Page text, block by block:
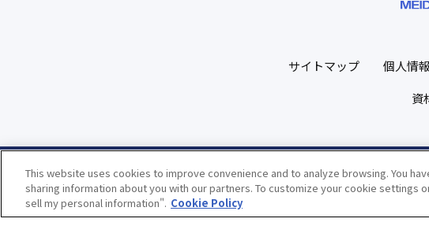
サイトマップ 個人情
資
This website uses cookies to improve convenience and to analyze browsing. You
sharing information about you with our partners. To customize your cookie settings
sell my personal information". Cookie Policy